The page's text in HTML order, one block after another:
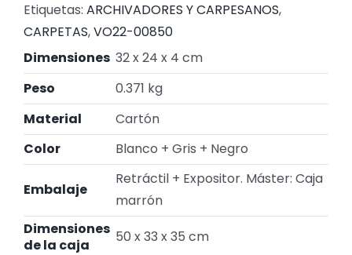
Etiquetas: ARCHIVADORES Y CARPESANOS,
CARPETAS,VO22-00850
Dimensiones 32 x 24 x 4 cm
Peso
0.371 kg
Material
Cartón
Color
Blanco + Gris + Negro
Embalaje
Retráctil + Expositor. Máster: Caja
marrón
Dimensiones
de la caja
50 x 33 x 35 cm